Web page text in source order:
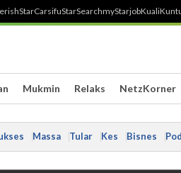
StarCarsifuStarSearchmyStarjobKuali
Mukmin Relaks NetzKorner
Massa Tular Kes Bisnes